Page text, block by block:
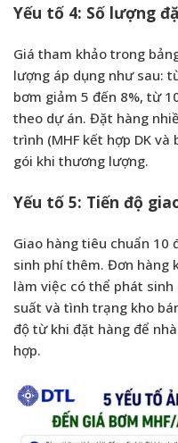
Yếu tố 4: Số lượng
Giá tham khảo trong
lượng áp dụng như sau:
bơm giảm 5 đến 8%, từ
theo dự án. Đặt hàng
trình (MHF kết hợp DK
gói khi thương lượng.
Yếu tố 5: Tiến độ
Giao hàng tiêu chuẩn 10
sinh phí thêm. Đơn hàng
làm việc có thể phát
suất và tình trạng kho
độ từ khi đặt hàng để
hợp.